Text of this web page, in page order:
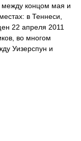
между концом мая и
в Теннеси,
22 апреля 2011
во многом
Уизерспун и